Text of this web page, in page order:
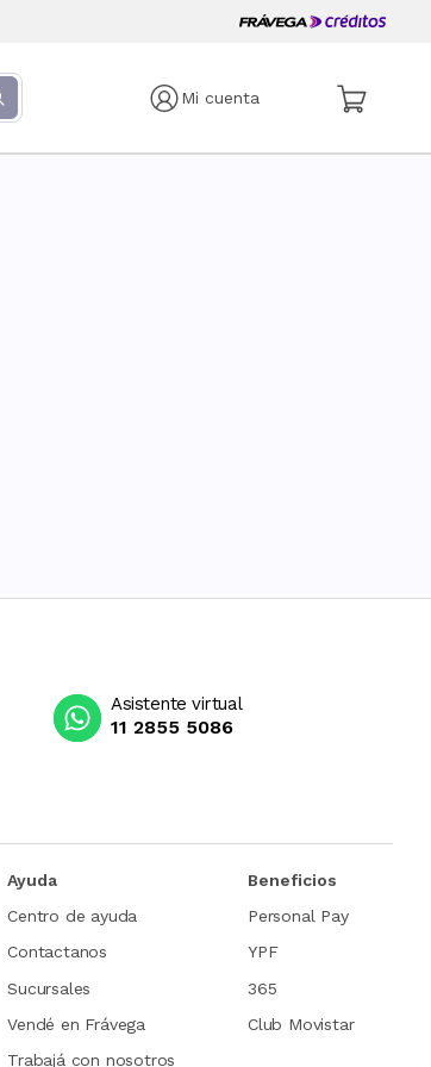
Mi cuenta
Asistente virtual
11 2855 5086
Ayuda
Centro de ayuda
Contactanos
Sucursales
Vendé en Frávega
Trabajá con nosotros
Beneficios
Personal Pay
YPF
365
Club Movistar